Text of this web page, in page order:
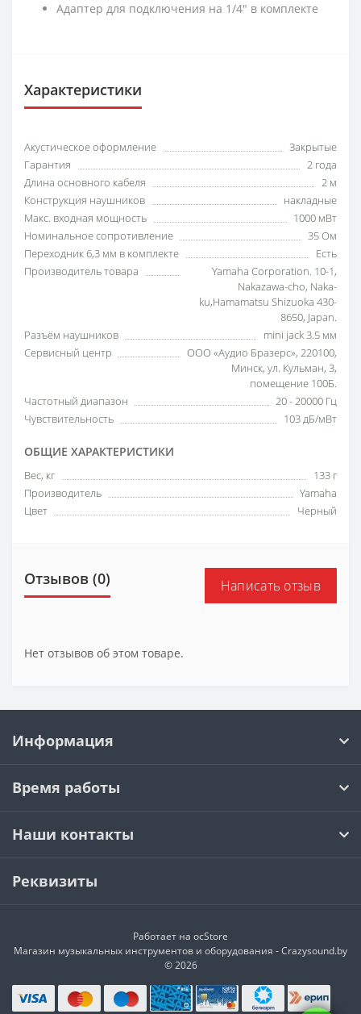
Адаптер для подключения на 1/4" в комплекте
Характеристики
Акустическое оформление
Закрытые
Гарантия
2 года
Длина основного кабеля
2 м
Конструкция наушников
накладные
Макс. входная мощность
1000 мВт
Номинальное сопротивление
35 Ом
Переходник 6,3 мм в комплекте
Есть
Производитель товара
Yamaha Corporation. 10-1,
Nakazawa-cho, Naka-
ku,Hamamatsu Shizuoka 430-
8650, Japan.
Разъём наушников
mini jack 3.5 мм
Сервисный центр
ООО «Аудио Бразерс», 220100,
Минск, ул. Кульман, 3,
помещение 100Б.
Частотный диапазон
20 - 20000 Гц
Чувствительность
103 дБ/мВт
ОБЩИЕ ХАРАКТЕРИСТИКИ
Вес, кг
133 г
Производитель
Yamaha
Цвет
Черный
Отзывов (0) Написать отзыв
Нет отзывов об этом товаре.
Информация
Время работы
Наши контакты
Реквизиты
Работает на ocStore
Магазин музыкальных инструментов и оборудования - Crazysound.by
© 2026